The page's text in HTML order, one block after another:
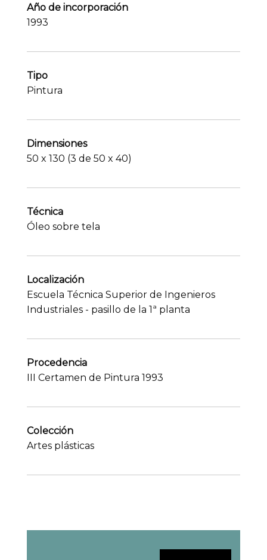
Año de incorporación
1993
Tipo
Pintura
Dimensiones
50 x 130 (3 de 50 x 40)
Técnica
Óleo sobre tela
Localización
Escuela Técnica Superior de Ingenieros
Industriales - pasillo de la 1ª planta
Procedencia
III Certamen de Pintura 1993
Colección
Artes plásticas